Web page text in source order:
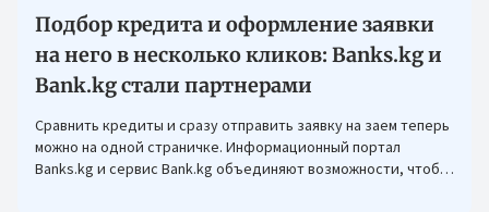
Подбор кредита и оформление заявки
на него в несколько кликов: Banks.kg и
Bank.kg стали партнерами
Сравнить кредиты и сразу отправить заявку на заем теперь
можно на одной страничке. Информационный портал
Banks.kg и сервис Bank.kg объединяют возможности, чтобы